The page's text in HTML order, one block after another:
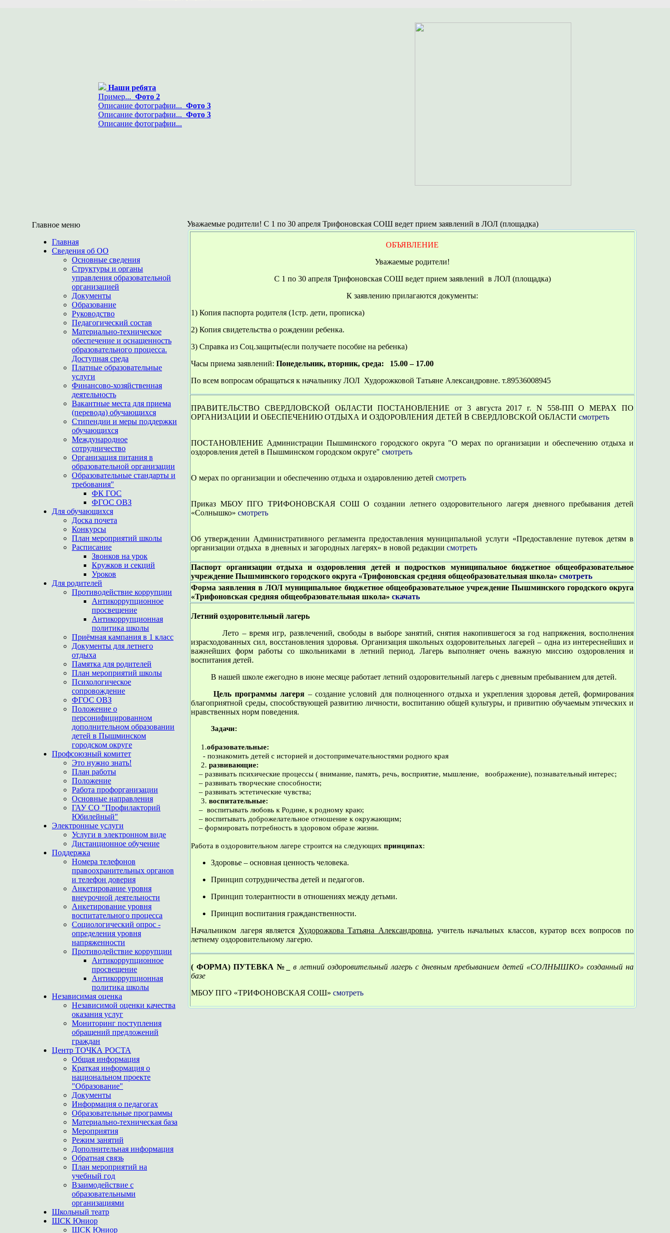
Наши ребята
Пример... Фото 2
Описание фотографии... Фото 3
Описание фотографии... Фото 3
Описание фотографии...
Главное меню
Главная
Сведения об ОО
Основные сведения
Структуры и органы
управления образовательной
организацией
Документы
Образование
Руководство
Педагогический состав
Материально-техническое
обеспечение и оснащенность
образовательного процесса.
Доступная среда
Платные образовательные
услуги
Финансово-хозяйственная
деятельность
Вакантные места для приема
(перевода) обучающихся
Стипендии и меры поддержки
обучающихся
Международное
сотрудничество
Организация питания в
образовательной организации
Образовательные стандарты и
требования"
ФК ГОС
ФГОС ОВЗ
Для обучающихся
Доска почета
Конкурсы
План мероприятий школы
Расписание
Звонков на урок
Кружков и секций
Уроков
Для родителей
Противодействие коррупции
Антикоррупционное
просвещение
Антикоррупционная
политика школы
Приёмная кампания в 1 класс
Документы для летнего
отдыха
Памятка для родителей
План мероприятий школы
Психологическое
сопровождение
ФГОС ОВЗ
Положение о
персонифицированном
дополнительном образовании
детей в Пышминском
городском округе
Профсоюзный комитет
Это нужно знать!
План работы
Положение
Работа профорганизации
Основные направления
ГАУ СО "Профилакторий
Юбилейный"
Электронные услуги
Услуги в электронном виде
Дистанционное обучение
Поддержка
Номера телефонов
правоохранительных органов
и телефон доверия
Анкетирование уровня
внеурочной деятельности
Анкетирование уровня
воспитательного процесса
Социологический опрос -
определения уровня
напряженности
Противодействие коррупции
Антикоррупционное
просвещение
Антикоррупционная
политика школы
Независимая оценка
Независимой оценки качества
оказания услуг
Мониторинг поступления
обращений предложений
граждан
Центр ТОЧКА РОСТА
Общая информация
Краткая информация о
национальном проекте
"Образование"
Документы
Информация о педагогах
Образовательные программы
Материально-техническая база
Мероприятия
Режим занятий
Дополнительная информация
Обратная связь
План мероприятий на
учебный год
Взаимодействие с
образовательными
организациями
Школьный театр
ШСК Юниор
ШСК Юниор
Уважаемые родители! С 1 по 30 апреля Трифоновская СОШ ведет прием заявлений в ЛОЛ (площадка)
ОБЪЯВЛЕНИЕ
Уважаемые родители!
С 1 по 30 апреля Трифоновская СОШ ведет прием заявлений в ЛОЛ (площадка)
К заявлению прилагаются документы:
1) Копия паспорта родителя (1стр. дети, прописка)
2) Копия свидетельства о рождении ребенка.
3) Справка из Соц.защиты(если получаете пособие на ребенка)
Часы приема заявлений: Понедельник, вторник, среда: 15.00 – 17.00
По всем вопросам обращаться к начальнику ЛОЛ Худорожковой Татьяне Александровне. т.89536008945
ПРАВИТЕЛЬСТВО СВЕРДЛОВСКОЙ ОБЛАСТИ ПОСТАНОВЛЕНИЕ от 3 августа 2017 г. N 558-ПП О МЕРАХ ПО
ОРГАНИЗАЦИИ И ОБЕСПЕЧЕНИЮ ОТДЫХА И ОЗДОРОВЛЕНИЯ ДЕТЕЙ В СВЕРДЛОВСКОЙ ОБЛАСТИ смотреть
ПОСТАНОВЛЕНИЕ Администрации Пышминского городского округа "О мерах по организации и обеспечению отдыха и
оздоровления детей в Пышминском городском округе" смотреть
О мерах по организации и обеспечению отдыха и оздаровлению детей смотреть
Приказ МБОУ ПГО ТРИФОНОВСКАЯ СОШ О создании летнего оздоровительного лагеря дневного пребывания детей
«Солнышко» смотреть
Об утверждении Административного регламента предоставления муниципальной услуги «Предоставление путевок детям в
организации отдыха в дневных и загородных лагерях» в новой редакции смотреть
Паспорт организации отдыха и оздоровления детей и подростков муниципальное бюджетное общеобразовательное
учреждение Пышминского городского округа «Трифоновская средняя общеобразовательная школа» смотреть
Форма заявления в ЛОЛмуниципальное бюджетное общеобразовательное учреждение Пышминского городского округа
«Трифоновская средняя общеобразовательная школа» скачать
Летний оздоровительный лагерь
Лето – время игр, развлечений, свободы в выборе занятий, снятия накопившегося за год напряжения, восполнения
израсходованных сил, восстановления здоровья. Организация школьных оздоровительных лагерей – одна из интереснейших и
важнейших форм работы со школьниками в летний период. Лагерь выполняет очень важную миссию оздоровления и
воспитания детей.
В нашей школе ежегодно в июне месяце работает летний оздоровительный лагерь с дневным пребыванием для детей.
Цель программы лагеря – cоздание условий для полноценного отдыха и укрепления здоровья детей, формирования
благоприятной среды, способствующей развитию личности, воспитанию общей культуры, и привитию обучаемым этических и
нравственных норм поведения.
Задачи:
1.образовательные:
- познакомить детей с историей и достопримечательностями родного края
2. развивающие:
– развивать психические процессы ( внимание, память, речь, восприятие, мышление, воображение), познавательный интерес;
– развивать творческие способности;
– развивать эстетические чувства;
3. воспитательные:
– воспитывать любовь к Родине, к родному краю;
– воспитывать доброжелательное отношение к окружающим;
– формировать потребность в здоровом образе жизни.
Работа в оздоровительном лагере строится на следующих принципах:
Здоровье – основная ценность человека.
Принцип сотрудничества детей и педагогов.
Принцип толерантности в отношениях между детьми.
Принцип воспитания гражданственности.
Начальником лагеря является Худорожкова Татьяна Александровна, учитель начальных классов, куратор всех вопросов по
летнему оздоровительному лагерю.
( ФОРМА) ПУТЕВКА №_ в летний оздоровительный лагерь с дневным пребыванием детей «СОЛНЫШКО» созданный на
базе
МБОУ ПГО «ТРИФОНОВСКАЯ СОШ» смотреть